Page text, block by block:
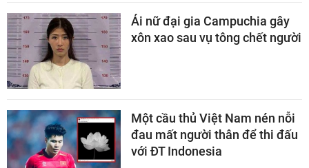
Ái nữ đại gia Campuchia gây
xôn xao sau vụ tông chết người
Một cầu thủ Việt Nam nén nỗi
đau mất người thân để thi đấu
với ĐT Indonesia